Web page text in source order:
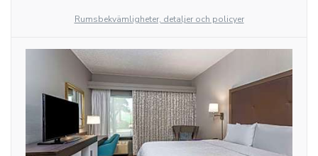
Rumsbekvämligheter, detaljer och policyer